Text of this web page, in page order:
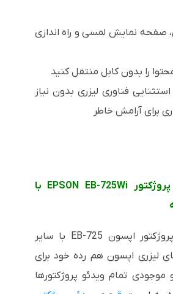
صفحه نمایش لمسی و راه اندازی
را بدون کابل منتقل کنید
فناوری لیزری بدون نیاز
برای آرامش خاطر
مقایسه ویدئو پروژکتور EPSON EB-725Wi با
مقایسه ویدئو پروژکتور اپسون EB-725 با سایر
لیزری اپسون هم رده خود برای
موجودی تمام ویدئو پروژکتورها